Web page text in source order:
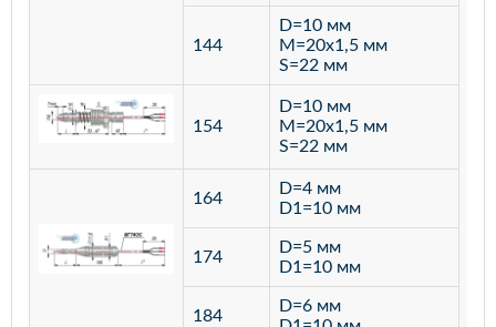
144
D=10 мм
M=20х1,5 мм
S=22 мм
154
D=10 мм
M=20х1,5 мм
S=22 мм
164
D=4 мм
D1=10 мм
174
D=5 мм
D1=10 мм
184
D=6 мм